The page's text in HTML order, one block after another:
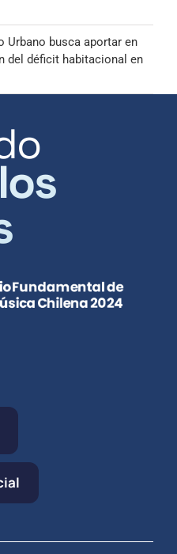
Urbano busca aportar en
del déficit habitacional en